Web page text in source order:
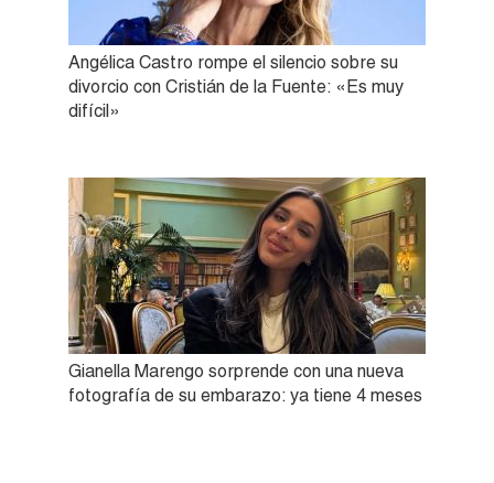
Angélica Castro rompe el silencio sobre su
divorcio con Cristián de la Fuente: «Es muy
difícil»
Gianella Marengo sorprende con una nueva
fotografía de su embarazo: ya tiene 4 meses